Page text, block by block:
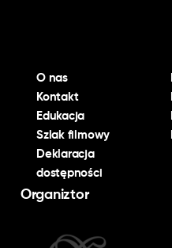
O nas
Kontakt
Edukacja
Szlak filmowy
Deklaracja
dostępności
Organiztor